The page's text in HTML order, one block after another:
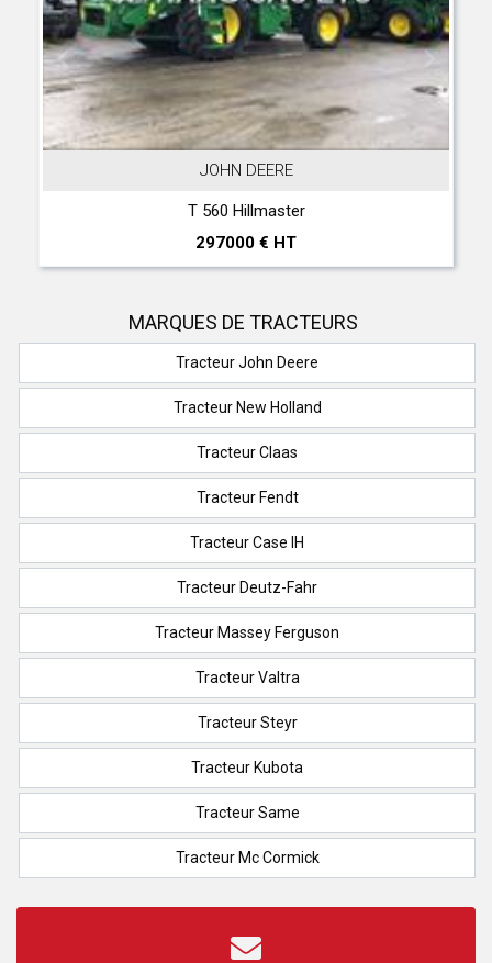
JOHN DEERE
T 560 Hillmaster
297000 € HT
MARQUES DE TRACTEURS
Tracteur John Deere
Tracteur New Holland
Tracteur Claas
Tracteur Fendt
Tracteur Case IH
Tracteur Deutz-Fahr
Tracteur Massey Ferguson
Tracteur Valtra
Tracteur Steyr
Tracteur Kubota
Tracteur Same
Tracteur Mc Cormick